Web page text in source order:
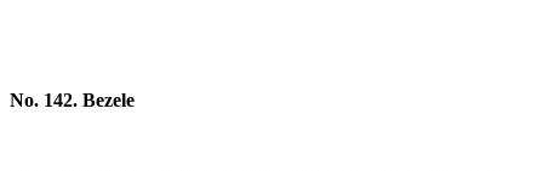
No. 142. Bezele